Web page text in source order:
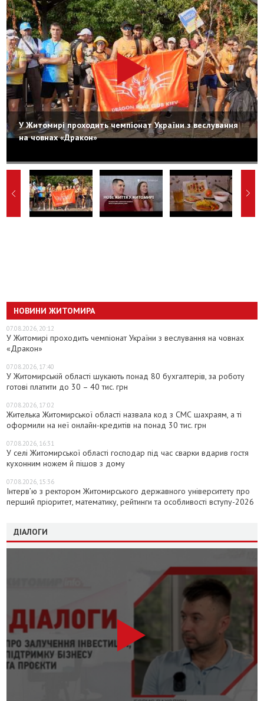
У Житомирі проходить чемпіонат України з веслування
на човнах «Дракон»
НОВИНИ ЖИТОМИРА
07.08.2026, 20:12
У Житомирі проходить чемпіонат України з веслування на човнах
«Дракон»
07.08.2026, 17:40
У Житомирській області шукають понад 80 бухгалтерів, за роботу
готові платити до 30 – 40 тис. грн
07.08.2026, 17:02
Жителька Житомирської області назвала код з СМС шахраям, а ті
оформили на неї онлайн-кредитів на понад 30 тис. грн
07.08.2026, 16:31
У селі Житомирської області господар під час сварки вдарив гостя
кухонним ножем й пішов з дому
07.08.2026, 15:36
Інтерв’ю з ректором Житомирського державного університету про
перший пріоритет, математику, рейтинги та особливості вступу-2026
ДІАЛОГИ